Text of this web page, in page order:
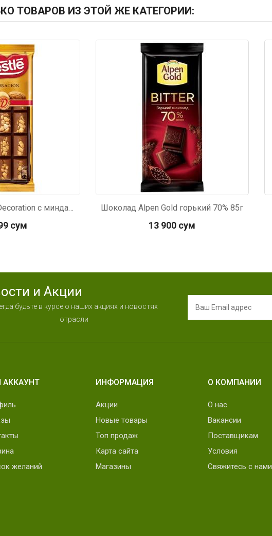
ТОВАРОВ ИЗ ЭТОЙ ЖЕ КАТЕГОРИИ:
Шоколад Nestle Decoration с миндалем 80г
сум
Шоколад Alpen Gold горький 70% 85г
13 900 сум
Код: 1403
и Акции
будьте в курсе о наших акциях и новостях
отрасли
АККАУНТ
желаний
ИНФОРМАЦИЯ
Акции
Новые товары
Топ продаж
Карта сайта
Магазины
О КОМПАНИИ
О нас
Вакансии
Поставщикам
Условия
Свяжитесь с нами